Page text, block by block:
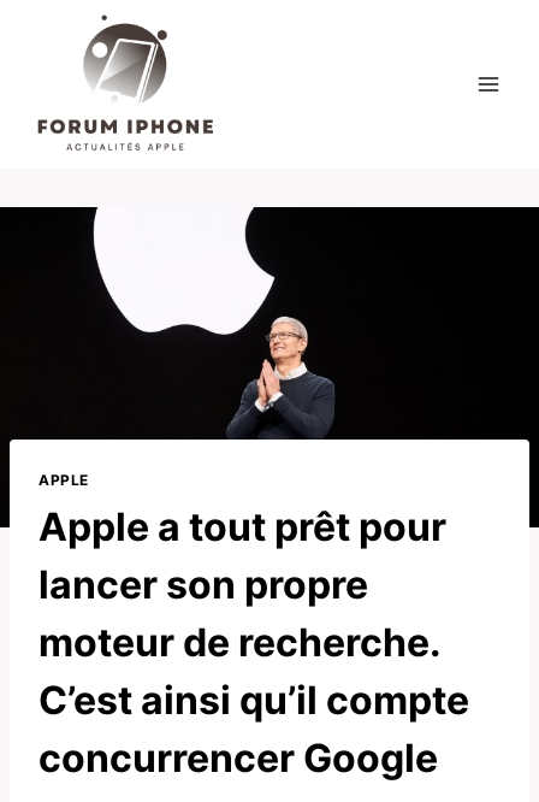
APPLE
Apple a tout prêt pour
lancer son propre
moteur de recherche.
C’est ainsi qu’il compte
concurrencer Google